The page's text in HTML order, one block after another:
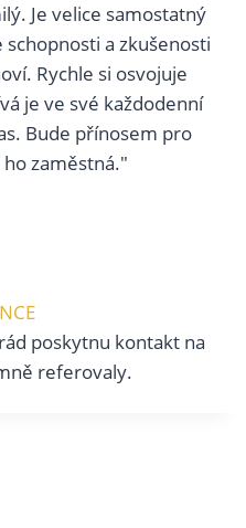
Je velice samostatný
a zkušenosti
Rychle si osvojuje
je ve své každodenní
Bude přínosem pro
zaměstná."
poskytnu kontakt na
referovaly.